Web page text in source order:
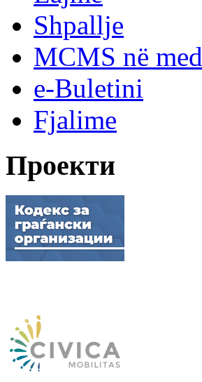
Shpallje
MCMS në
e-Buletini
Fjalime
Проекти